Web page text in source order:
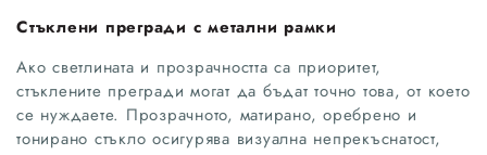
Стъклени прегради с метални рамки
Ако светлината и прозрачността са приоритет,
стъклените прегради могат да бъдат точно това, от което
се нуждаете. Прозрачното, матирано, оребрено и
тонирано стъкло осигурява визуална непрекъснатост,